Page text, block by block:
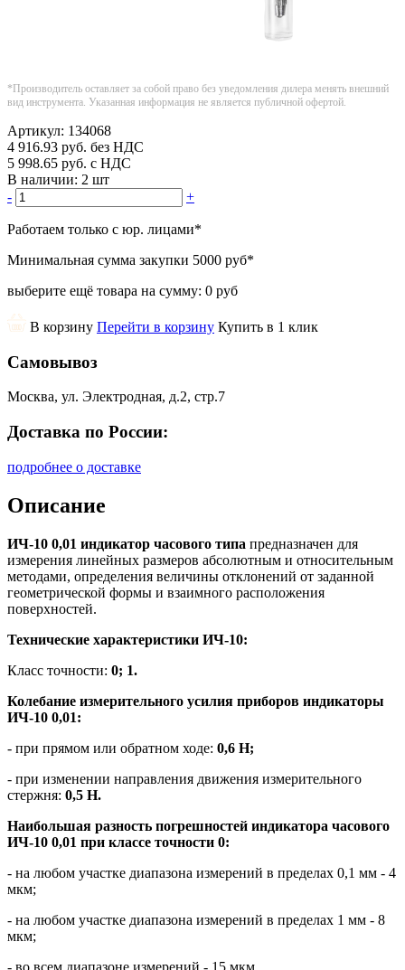
*Производитель оставляет за собой право без уведомления дилера менять внешний
вид инструмента. Указанная информация не является публичной офертой.
Артикул: 134068
4 916.93 руб. без НДС
5 998.65 руб. с НДС
В наличии: 2 шт
-
+
Работаем только с юр. лицами*
Минимальная сумма закупки 5000 руб*
выберите ещё товара на сумму: 0 руб
В корзину Перейти в корзину Купить в 1 клик
Самовывоз
Москва, ул. Электродная, д.2, стр.7
Доставка по России:
подробнее о доставке
Описание
ИЧ-10 0,01 индикатор часового типа предназначен для
измерения линейных размеров абсолютным и относительным
методами, определения величины отклонений от заданной
геометрической формы и взаимного расположения
поверхностей.
Технические характеристики ИЧ-10:
Класс точности: 0; 1.
Колебание измерительного усилия приборов индикаторы
ИЧ-10 0,01:
- при прямом или обратном ходе: 0,6 Н;
- при изменении направления движения измерительного
стержня: 0,5 Н.
Наибольшая разность погрешностей индикатора часового
ИЧ-10 0,01 при классе точности 0:
- на любом участке диапазона измерений в пределах 0,1 мм - 4
мкм;
- на любом участке диапазона измерений в пределах 1 мм - 8
мкм;
- во всем диапазоне измерений - 15 мкм.